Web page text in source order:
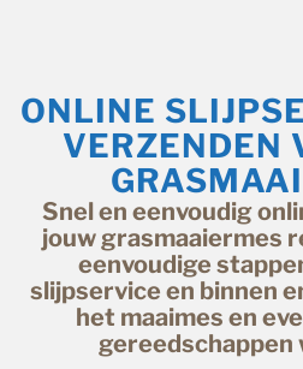
ONLINE
VERZENDEN
Snel en eenvoudig
jouw grasmaaiermes
eenvoudige
slijpservice en binnen
het maaimes en
gereedschappen